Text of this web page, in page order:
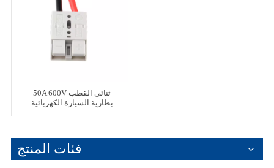
50A 600V ثنائي القطب
بطارية السيارة الكهربائية
فئات المنتج